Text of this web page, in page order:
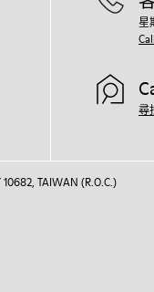
星
尋
10682, TAIWAN (R.O.C.)